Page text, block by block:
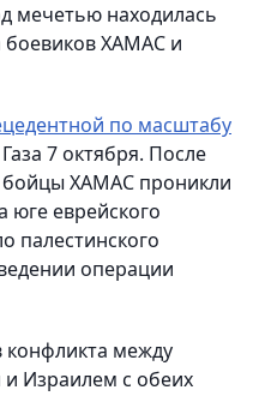
мечетью находилась
боевиков ХАМАС и
по масштабу
7 октября. После
бойцы ХАМАС проникли
еврейского
палестинского
операции
конфликта между
Израилем с обеих